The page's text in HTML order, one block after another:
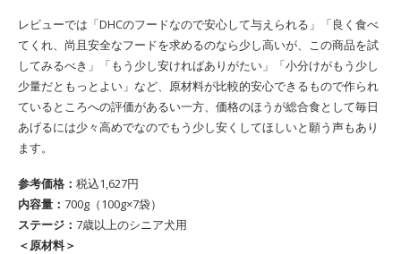
レビューでは「DHCのフードなので安心して与えられる」「良く食べ
てくれ、尚且安全なフードを求めるのなら少し高いが、この商品を試
してみるべき」「もう少し安ければありがたい」「小分けがもう少し
少量だともっとよい」など、原材料が比較的安心できるもので作られ
ているところへの評価があるい一方、価格のほうが総合食として毎日
あげるには少々高めでなのでもう少し安くしてほしいと願う声もあり
ます。
参考価格： 税込1,627円
内容量： 700g（100g×7袋）
ステージ： 7歳以上のシニア犬用
＜原材料＞